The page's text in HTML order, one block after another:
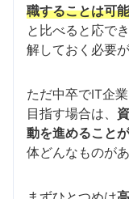
職することは可
と比べると応で
解しておく必要
ただ中卒でIT企
目指す場合は、
動を進めること
体どんなものが